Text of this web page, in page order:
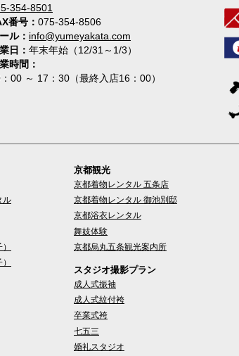
354-8501
番号
075-354-8506
ル
info@yumeyakata.com
日
年末年始（12/31～1/3）
時間
00 ～ 17：30（最終入店16：00）
ル
京都観光
京都着物レンタル 五条店
京都着物レンタル 御池別邸
京都浴衣レンタル
舞妓体験
京都烏丸五条観光案内所
スタジオ撮影プラン
成人式振袖
成人式紋付袴
卒業式袴
七五三
婚礼スタジオ